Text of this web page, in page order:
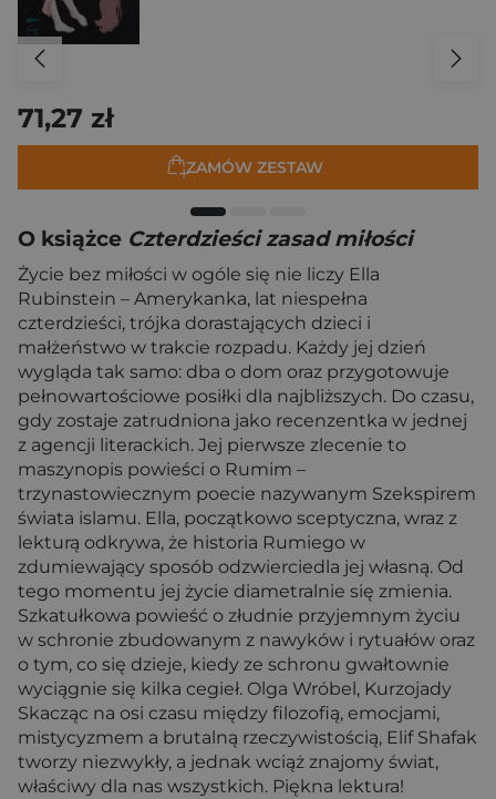
71,27 zł
ZAMÓW ZESTAW
O książce Czterdzieści zasad miłości
Życie bez miłości w ogóle się nie liczy Ella
Rubinstein – Amerykanka, lat niespełna
czterdzieści, trójka dorastających dzieci i
małżeństwo w trakcie rozpadu. Każdy jej dzień
wygląda tak samo: dba o dom oraz przygotowuje
pełnowartościowe posiłki dla najbliższych. Do czasu,
gdy zostaje zatrudniona jako recenzentka w jednej
z agencji literackich. Jej pierwsze zlecenie to
maszynopis powieści o Rumim –
trzynastowiecznym poecie nazywanym Szekspirem
świata islamu. Ella, początkowo sceptyczna, wraz z
lekturą odkrywa, że historia Rumiego w
zdumiewający sposób odzwierciedla jej własną. Od
tego momentu jej życie diametralnie się zmienia.
Szkatułkowa powieść o złudnie przyjemnym życiu
w schronie zbudowanym z nawyków i rytuałów oraz
o tym, co się dzieje, kiedy ze schronu gwałtownie
wyciągnie się kilka cegieł. Olga Wróbel, Kurzojady
Skacząc na osi czasu między filozofią, emocjami,
mistycyzmem a brutalną rzeczywistością, Elif Shafak
tworzy niezwykły, a jednak wciąż znajomy świat,
właściwy dla nas wszystkich. Piękna lektura!